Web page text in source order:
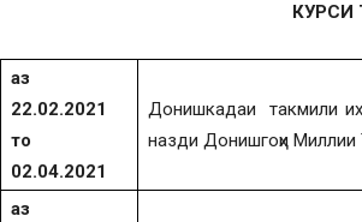
КУРСИ
аз
22.02.2021
то
02.04.2021
Донишкадаи такмили
назди Донишгоҳи
аз